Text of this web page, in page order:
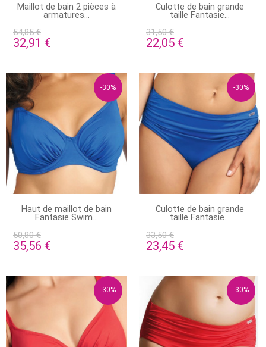
PRODUIT DISPONIBLE AVEC
D'AUTRES OPTIONS
Maillot de bain 2 pièces à
armatures...
54,85 €
32,91 €
STOCK ÉPUISÉ
Culotte de bain grande
taille Fantasie...
31,50 €
22,05 €
-30%
PRODUIT DISPONIBLE AVEC
D'AUTRES OPTIONS
Haut de maillot de bain
Fantasie Swim...
50,80 €
35,56 €
-30%
EN STOCK
Culotte de bain grande
taille Fantasie...
33,50 €
23,45 €
-30% -30%